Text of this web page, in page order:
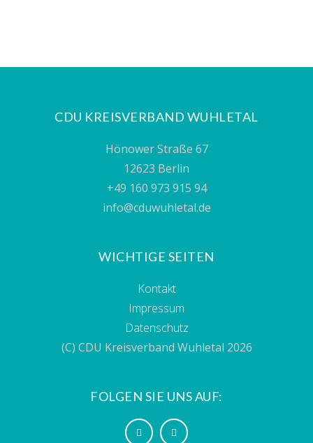
CDU KREISVERBAND WUHLETAL
Hönower Straße 67
12623 Berlin
+49 160 973 915 94
info@cduwuhletal.de
WICHTIGE SEITEN
Kontakt
Impressum
Datenschutz
(C) CDU Kreisverband Wuhletal 2026
FOLGEN SIE UNS AUF: